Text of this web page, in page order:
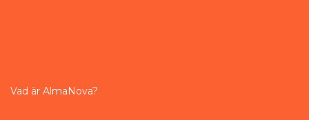
Vad är AlmaNova?